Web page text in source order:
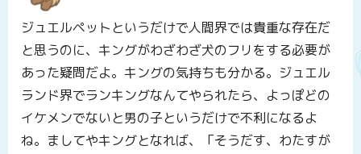
ジュエルペットというだけで人間界では貴重な存在だ
と思うのに、キングがわざわざ犬のフリをする必要が
あった疑問だよ。キングの気持ちも分かる。ジュエル
ランド界でランキングなんてやられたら、よっぽどの
イケメンでないと男の子というだけで不利になるよ
ね。ましてやキングとなれば、「そうだす、わたすが